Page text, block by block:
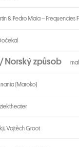
& Pedro Maia – Frequencies
Norský způsob
(Maroko)
Vojtěch Groot